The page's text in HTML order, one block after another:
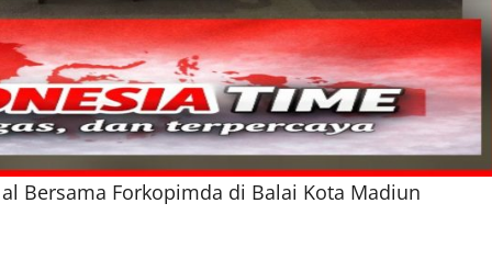
Bersama Forkopimda di Balai Kota Madiun